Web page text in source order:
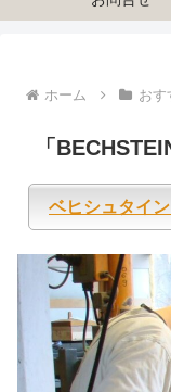
ホーム おす
「
ベヒシュタイ